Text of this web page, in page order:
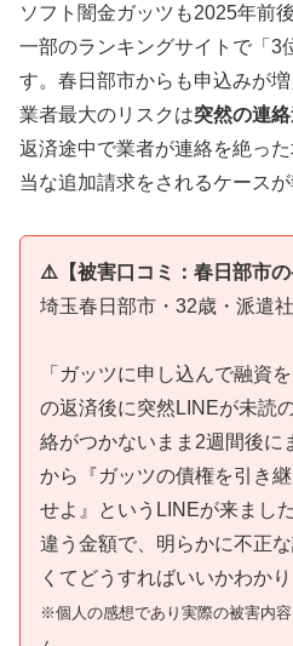
ソフト闇金ガッツも2025年前
一部のランキングサイトで「3
す。春日部市からも申込みが
業者最大のリスクは突然の連
返済途中で業者が連絡を絶っ
当な追加請求をされるケースが
⚠️【被害口コミ：春日部市の
埼玉春日部市・32歳・派遣
「ガッツに申し込んで融資
の返済後に突然LINEが未読
絡がつかないまま2週間後に
から『ガッツの債権を引き
せよ』というLINEが来まし
違う金額で、明らかに不正
くてどうすればいいかわかり
※個人の感想であり実際の被害内